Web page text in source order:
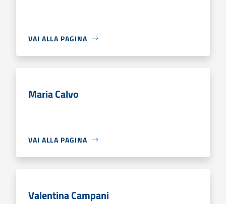
VAI ALLA PAGINA
Maria Calvo
VAI ALLA PAGINA
Valentina Campani